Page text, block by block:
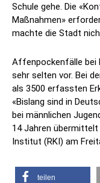
Schule gehe. Die
Maßnahmen»
machte die Stadt
Affenpockenfälle bei
sehr selten vor. Bei
als 3500 erfassten
«Bislang sind in
bei männlichen
14 Jahren
Institut (RKI) am
teilen